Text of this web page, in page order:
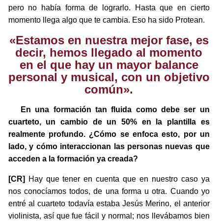
pero no había forma de lograrlo. Hasta que en cierto
momento llega algo que te cambia. Eso ha sido Protean.
«Estamos en nuestra mejor fase, es
decir, hemos llegado al momento
en el que hay un mayor balance
personal y musical, con un objetivo
común».
En una formación tan fluida como debe ser un
cuarteto, un cambio de un 50% en la plantilla es
realmente profundo. ¿Cómo se enfoca esto, por un
lado, y cómo interaccionan las personas nuevas que
acceden a la formación ya creada?
[CR]
Hay que tener en cuenta que en nuestro caso ya
nos conocíamos todos, de una forma u otra. Cuando yo
entré al cuarteto todavía estaba Jesús Merino, el anterior
violinista, así que fue fácil y normal; nos llevábamos bien